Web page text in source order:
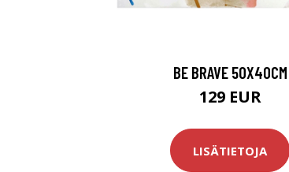
BE BRAVE 50X40CM
129 EUR
LISÄTIETOJA